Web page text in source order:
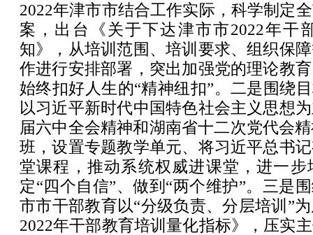
2022年津市市结合工作实际，科学制定
案，出台《关于下达津市市2022年干
知》，从培训范围、培训要求、组织保
作进行安排部署，突出加强党的理论教
始终扣好人生的“精神纽扣”。二是围绕
以习近平新时代中国特色社会主义思想
届六中全会精神和湖南省十二次党代会
班，设置专题教学单元、将习近平总书
堂课程，推动系统权威进课堂，进一步
定“四个自信”、做到“两个维护”。三是
市市干部教育以“分级负责、分层培训”
2022年干部教育培训量化指标》，压实